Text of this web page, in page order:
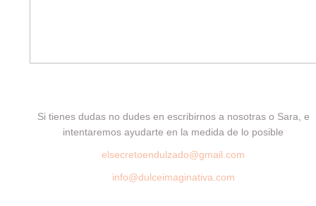
Si tienes dudas no dudes en escribirnos a nosotras o Sara, e
intentaremos ayudarte en la medida de lo posible
elsecretoendulzado@gmail.com
info@dulceimaginativa.com